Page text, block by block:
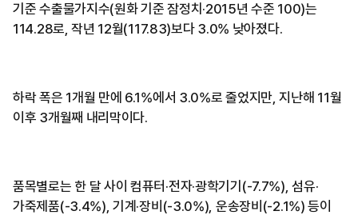
기준 수출물가지수(원화 기준 잠정치·2015년 수준 100)는
114.28로, 작년 12월(117.83)보다 3.0% 낮아졌다.
하락 폭은 1개월 만에 6.1%에서 3.0%로 줄었지만, 지난해 11월
이후 3개월째 내리막이다.
​품목별로는 한 달 사이 컴퓨터·전자·광학기기(-7.7%), 섬유·
가죽제품(-3.4%), 기계·장비(-3.0%), 운송장비(-2.1%) 등이